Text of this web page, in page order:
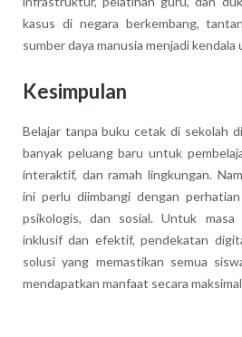
kasus di negara berkembang,
sumber daya manusia menjadi kendala
Kesimpulan
Belajar tanpa buku cetak di sekolah
banyak peluang baru untuk
interaktif, dan ramah lingkungan.
ini perlu diimbangi dengan
psikologis, dan sosial. Untuk masa
inklusif dan efektif, pendekatan
solusi yang memastikan semua
mendapatkan manfaat secara